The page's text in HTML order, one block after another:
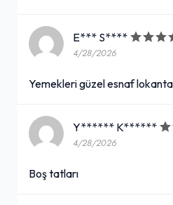
E*** S****
4/28/2026
Yemekleri güzel esnaf
Y****** K******
4/28/2026
Boş tatları